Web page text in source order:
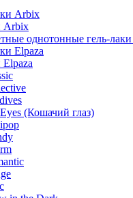
Arbix
однотонные гель-
Elpaza
(Кошачий глаз)